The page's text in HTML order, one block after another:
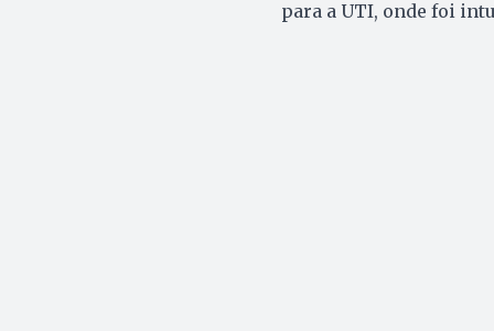
para a UTI, onde foi